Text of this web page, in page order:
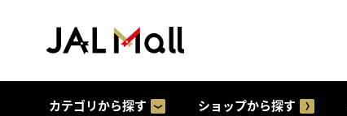
カテゴリから探す ショップから探す